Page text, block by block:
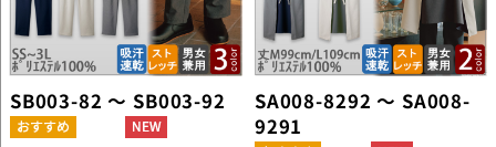
SB003-82 ～ SB003-92
SA008-8292 ～ SA008-
9291